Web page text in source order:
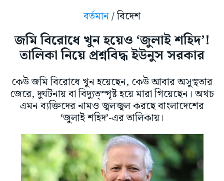
বর্তমান/ বিদেশ
জমি বিরোধে খুন হয়েও ‘জুলাই শহিদ’!
তালিকা নিয়ে প্রশ্নবিদ্ধ ইউনুস সরকার
কেউ জমি বিরোধে খুন হয়েছেন, কেউ আবার অসুস্থতার
জেরে, দুর্ঘটনায় বা বিদ্যুত্স্পৃষ্ট হয়ে মারা গিয়েছেন। অথচ
এমন ব্যক্তিদের নামও জ্বলজ্বল করছে বাংলাদেশের
‘জুলাই শহিদ’-এর তালিকায়।